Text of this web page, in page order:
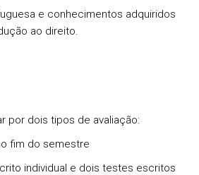
e conhecimentos adquiridos
ao direito.
por dois tipos de avaliação:
fim do semestre
individual e dois testes escritos